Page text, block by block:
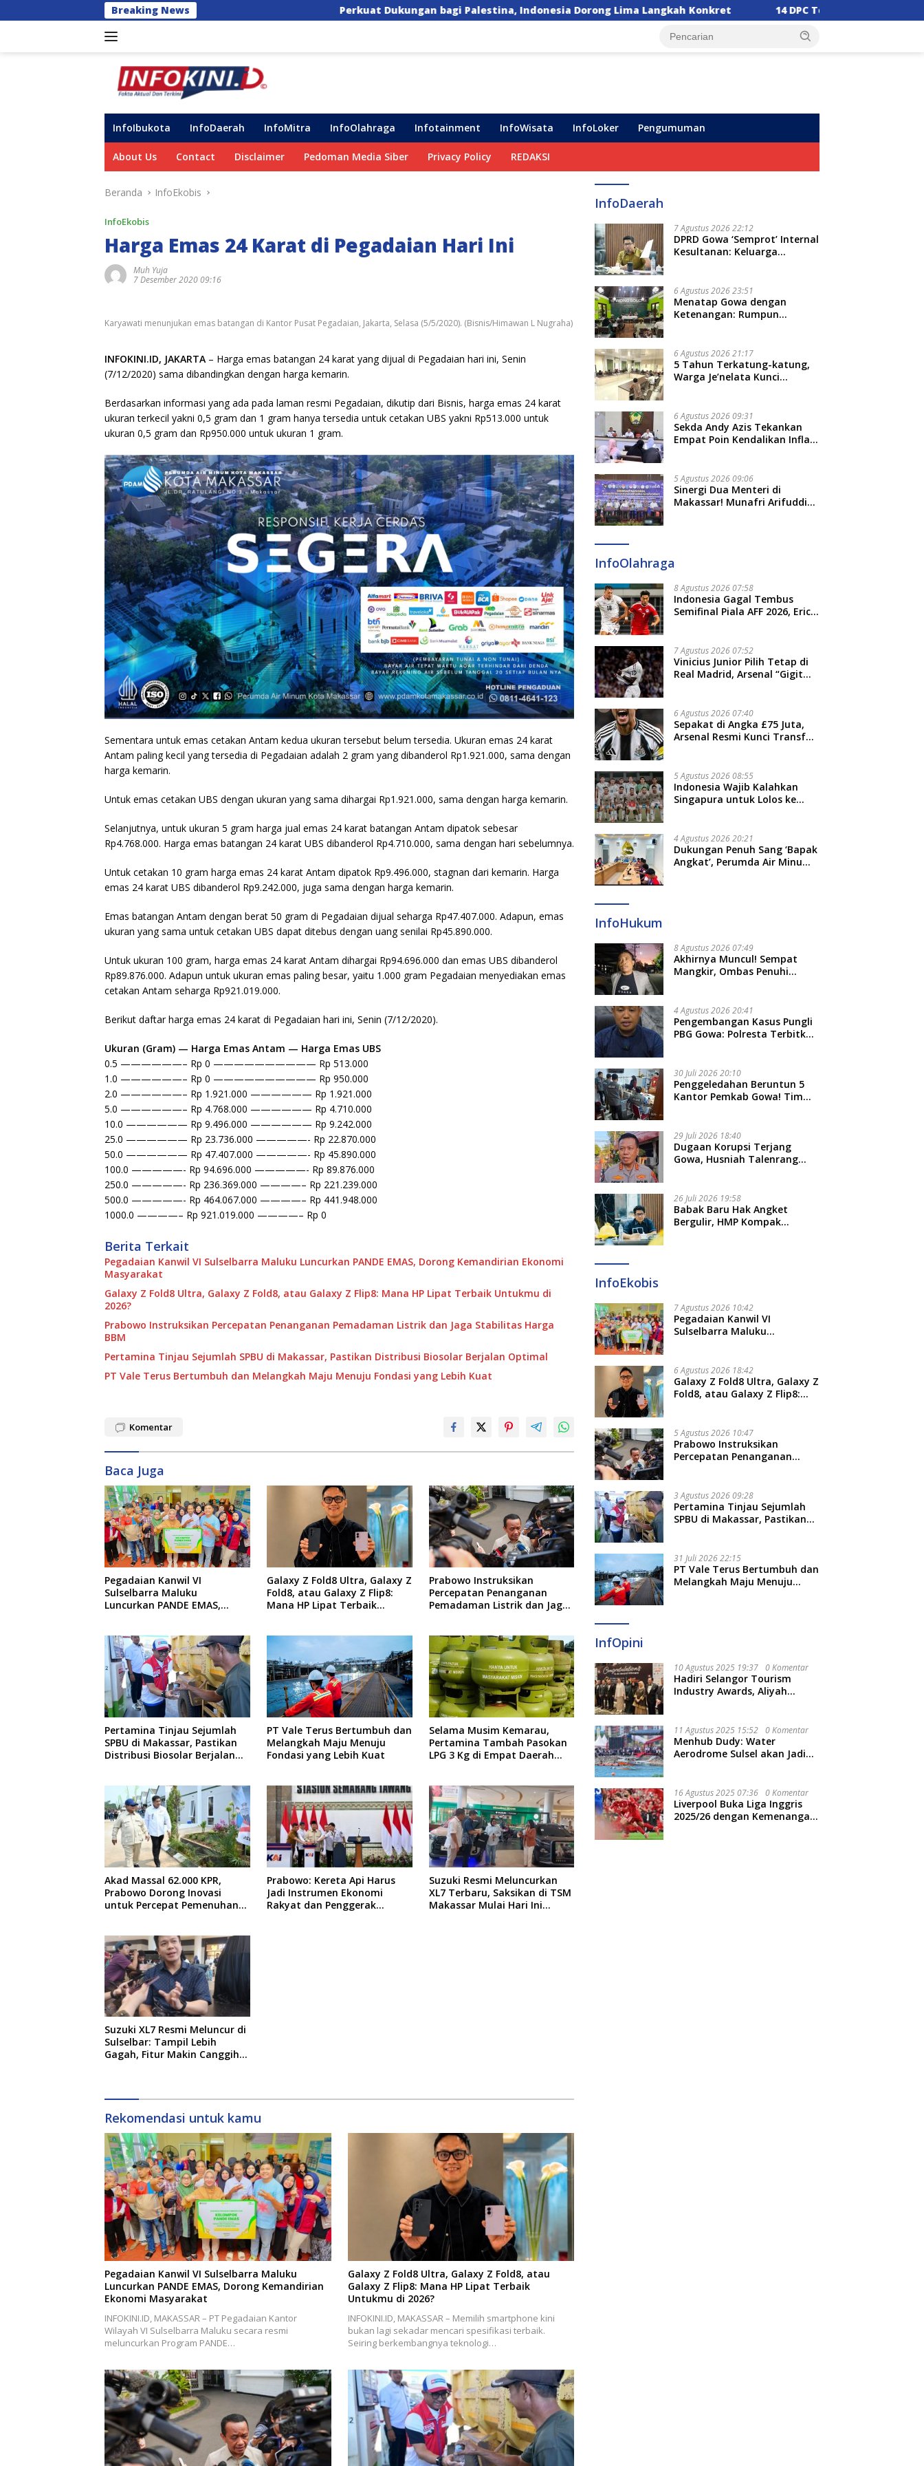
ke
Breaking News Perkuat Dukungan bagi Palestina, Indonesia Dorong Lima Langkah Konkret 14 DPC Terima SK Kepengurusan, Ketua DPW PPP
InfoIbukota InfoDaerah InfoMitra InfoOlahraga Infotainment InfoWisata InfoLoker Pengumuman
About Us Contact Disclaimer Pedoman Media Siber Privacy Policy REDAKSI
Beranda InfoEkobis
InfoEkobis
Harga Emas 24 Karat di Pegadaian Hari Ini
Muh Yuja
7 Desember 2020 09:16
Karyawati menunjukan emas batangan di Kantor Pusat Pegadaian, Jakarta, Selasa (5/5/2020). (Bisnis/Himawan L Nugraha)
INFOKINI.ID, JAKARTA – Harga emas batangan 24 karat yang dijual di Pegadaian hari ini, Senin
(7/12/2020) sama dibandingkan dengan harga kemarin.
Berdasarkan informasi yang ada pada laman resmi Pegadaian, dikutip dari Bisnis, harga emas 24 karat
ukuran terkecil yakni 0,5 gram dan 1 gram hanya tersedia untuk cetakan UBS yakni Rp513.000 untuk
ukuran 0,5 gram dan Rp950.000 untuk ukuran 1 gram.
Sementara untuk emas cetakan Antam kedua ukuran tersebut belum tersedia. Ukuran emas 24 karat
Antam paling kecil yang tersedia di Pegadaian adalah 2 gram yang dibanderol Rp1.921.000, sama dengan
harga kemarin.
Untuk emas cetakan UBS dengan ukuran yang sama dihargai Rp1.921.000, sama dengan harga kemarin.
Selanjutnya, untuk ukuran 5 gram harga jual emas 24 karat batangan Antam dipatok sebesar
Rp4.768.000. Harga emas batangan 24 karat UBS dibanderol Rp4.710.000, sama dengan hari sebelumnya.
Untuk cetakan 10 gram harga emas 24 karat Antam dipatok Rp9.496.000, stagnan dari kemarin. Harga
emas 24 karat UBS dibanderol Rp9.242.000, juga sama dengan harga kemarin.
Emas batangan Antam dengan berat 50 gram di Pegadaian dijual seharga Rp47.407.000. Adapun, emas
ukuran yang sama untuk cetakan UBS dapat ditebus dengan uang senilai Rp45.890.000.
Untuk ukuran 100 gram, harga emas 24 karat Antam dihargai Rp94.696.000 dan emas UBS dibanderol
Rp89.876.000. Adapun untuk ukuran emas paling besar, yaitu 1.000 gram Pegadaian menyediakan emas
cetakan Antam seharga Rp921.019.000.
Berikut daftar harga emas 24 karat di Pegadaian hari ini, Senin (7/12/2020).
Ukuran (Gram) — Harga Emas Antam — Harga Emas UBS
0.5 ——————– Rp 0 —————————— Rp 513.000
1.0 ——————– Rp 0 —————————— Rp 950.000
2.0 ——————– Rp 1.921.000 —————— Rp 1.921.000
5.0 ——————– Rp 4.768.000 —————— Rp 4.710.000
10.0 —————— Rp 9.496.000 —————— Rp 9.242.000
25.0 —————— Rp 23.736.000 —————- Rp 22.870.000
50.0 —————— Rp 47.407.000 —————- Rp 45.890.000
100.0 —————- Rp 94.696.000 —————- Rp 89.876.000
250.0 —————- Rp 236.369.000 ————– Rp 221.239.000
500.0 —————- Rp 464.067.000 ————– Rp 441.948.000
1000.0 ————– Rp 921.019.000 ————– Rp 0
Berita Terkait
Pegadaian Kanwil VI Sulselbarra Maluku Luncurkan PANDE EMAS, Dorong Kemandirian Ekonomi
Masyarakat
Galaxy Z Fold8 Ultra, Galaxy Z Fold8, atau Galaxy Z Flip8: Mana HP Lipat Terbaik Untukmu di
2026?
Prabowo Instruksikan Percepatan Penanganan Pemadaman Listrik dan Jaga Stabilitas Harga
BBM
Pertamina Tinjau Sejumlah SPBU di Makassar, Pastikan Distribusi Biosolar Berjalan Optimal
PT Vale Terus Bertumbuh dan Melangkah Maju Menuju Fondasi yang Lebih Kuat
Komentar
Baca Juga
Pegadaian Kanwil VI
Sulselbarra Maluku
Luncurkan PANDE EMAS,
Galaxy Z Fold8 Ultra, Galaxy Z
Fold8, atau Galaxy Z Flip8:
Mana HP Lipat Terbaik
Prabowo Instruksikan
Percepatan Penanganan
Pemadaman Listrik dan Jaga
Pertamina Tinjau Sejumlah
SPBU di Makassar, Pastikan
Distribusi Biosolar Berjalan
PT Vale Terus Bertumbuh dan
Melangkah Maju Menuju
Fondasi yang Lebih Kuat
Selama Musim Kemarau,
Pertamina Tambah Pasokan
LPG 3 Kg di Empat Daerah
Akad Massal 62.000 KPR,
Prabowo Dorong Inovasi
untuk Percepat Pemenuhan
Prabowo: Kereta Api Harus
Jadi Instrumen Ekonomi
Rakyat dan Penggerak
Suzuki Resmi Meluncurkan
XL7 Terbaru, Saksikan di TSM
Makassar Mulai Hari Ini
Suzuki XL7 Resmi Meluncur di
Sulselbar: Tampil Lebih
Gagah, Fitur Makin Canggih,
Rekomendasi untuk kamu
Pegadaian Kanwil VI Sulselbarra Maluku
Luncurkan PANDE EMAS, Dorong Kemandirian
Ekonomi Masyarakat
INFOKINI.ID, MAKASSAR – PT Pegadaian Kantor
Wilayah VI Sulselbarra Maluku secara resmi
meluncurkan Program PANDE…
Galaxy Z Fold8 Ultra, Galaxy Z Fold8, atau
Galaxy Z Flip8: Mana HP Lipat Terbaik
Untukmu di 2026?
INFOKINI.ID, MAKASSAR – Memilih smartphone kini
bukan lagi sekadar mencari spesifikasi terbaik.
Seiring berkembangnya teknologi…
InfoDaerah
7 Agustus 2026 22:12
DPRD Gowa ‘Semprot’ Internal
Kesultanan: Keluarga
6 Agustus 2026 23:51
Menatap Gowa dengan
Ketenangan: Rumpun
Sepihak, Tekankan Jalur
Musyawarah, Ingatkan Soal
Adat dan Adab
6 Agustus 2026 21:17
5 Tahun Terkatung-katung,
Warga Je’nelata Kunci
6 Agustus 2026 09:31
Sekda Andy Azis Tekankan
Empat Poin Kendalikan Inflasi
5 Agustus 2026 09:06
Sinergi Dua Menteri di
Makassar! Munafri Arifuddin
InfoOlahraga
8 Agustus 2026 07:58
Indonesia Gagal Tembus
Semifinal Piala AFF 2026, Erick
7 Agustus 2026 07:52
Vinicius Junior Pilih Tetap di
Real Madrid, Arsenal “Gigit
6 Agustus 2026 07:40
Sepakat di Angka £75 Juta,
Arsenal Resmi Kunci Transfer
5 Agustus 2026 08:55
Indonesia Wajib Kalahkan
Singapura untuk Lolos ke
4 Agustus 2026 20:21
Dukungan Penuh Sang ‘Bapak
Angkat’, Perumda Air Minum
InfoHukum
8 Agustus 2026 07:49
Akhirnya Muncul! Sempat
Mangkir, Ombas Penuhi
Pertanyaan
4 Agustus 2026 20:41
Pengembangan Kasus Pungli
PBG Gowa: Polresta Terbitkan
30 Juli 2026 20:10
Penggeledahan Beruntun 5
Kantor Pemkab Gowa! Tim
Rp16 Miliar
29 Juli 2026 18:40
Dugaan Korupsi Terjang
Gowa, Husniah Talenrang
26 Juli 2026 19:58
​Babak Baru Hak Angket
Bergulir, HMP Kompak
InfoEkobis
7 Agustus 2026 10:42
Pegadaian Kanwil VI
Sulselbarra Maluku
Masyarakat
6 Agustus 2026 18:42
Galaxy Z Fold8 Ultra, Galaxy Z
Fold8, atau Galaxy Z Flip8:
5 Agustus 2026 10:47
Prabowo Instruksikan
Percepatan Penanganan
3 Agustus 2026 09:28
Pertamina Tinjau Sejumlah
SPBU di Makassar, Pastikan
31 Juli 2026 22:15
PT Vale Terus Bertumbuh dan
Melangkah Maju Menuju
InfOpini
10 Agustus 2025 19:37 0 Komentar
Hadiri Selangor Tourism
Industry Awards, Aliyah
11 Agustus 2025 15:52 0 Komentar
Menhub Dudy: Water
Aerodrome Sulsel akan Jadi
16 Agustus 2025 07:36 0 Komentar
Liverpool Buka Liga Inggris
2025/26 dengan Kemenangan,